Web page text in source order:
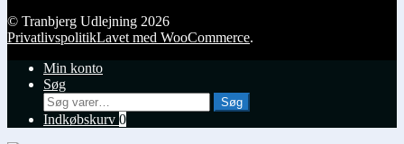
© Tranbjerg Udlejning 2026
PrivatlivspolitikLavet med WooCommerce.
Min konto
Søg
Søg
efter:
Søg
Indkøbskurv 0